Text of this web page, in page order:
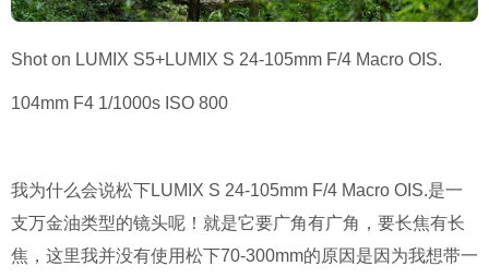
Shot on LUMIX S5+LUMIX S 24-105mm F/4 Macro OIS.
104mm F4 1/1000s ISO 800
我为什么会说松下LUMIX S 24-105mm F/4 Macro OIS.是一
支万金油类型的镜头呢！就是它要广角有广角，要长焦有长
焦，这里我并没有使用松下70-300mm的原因是因为我想带一